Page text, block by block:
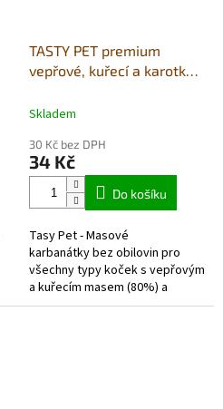
TASTY PET premium
vepřové, kuřecí a karotka -
Skladem
30 Kč bez DPH
34 Kč
Do košíku
Tasy Pet - Masové
karbanátky bez obilovin pro
všechny typy koček s vepřovým
a kuřecím masem (80%) a
karotkou .